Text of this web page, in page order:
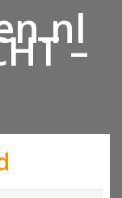
–